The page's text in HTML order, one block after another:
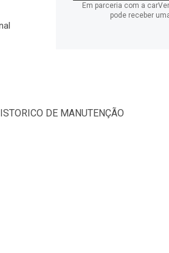
Em parceria com a
pode receber
DE MANUTENÇÃO